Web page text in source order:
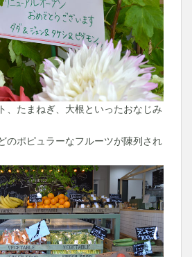
、たまねぎ、大根といったおなじみ
のポピュラーなフルーツが陳列され